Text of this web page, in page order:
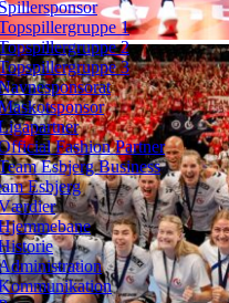
1
2
3
Fashion Partner
Esbjerg Business
Esbjerg